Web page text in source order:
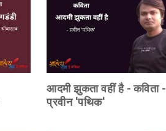
आदमी झुकता वहीं है - कविता -
प्रवीन 'पथिक'